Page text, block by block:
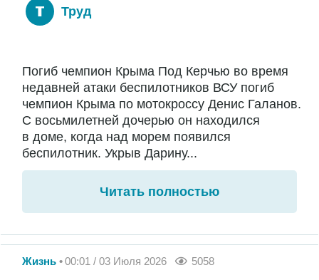
Труд
Погиб чемпион Крыма Под Керчью во время
недавней атаки беспилотников ВСУ погиб
чемпион Крыма по мотокроссу Денис Галанов.
С восьмилетней дочерью он находился
в доме, когда над морем появился
беспилотник. Укрыв Дарину...
Читать полностью
Жизнь 00:01 / 03 Июля 2026 5058